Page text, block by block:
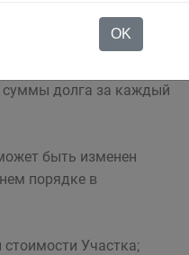
суммы долга за каждый
быть изменен
порядке в
Участка;
OK